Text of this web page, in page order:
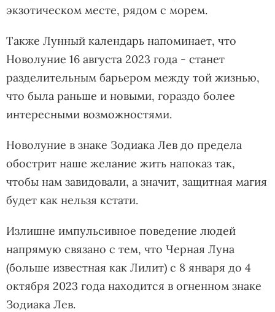
экзотическом месте, рядом с морем.
Также Лунный календарь напоминает, что
Новолуние 16 августа 2023 года - станет
разделительным барьером между той жизнью,
что была раньше и новыми, гораздо более
интересными возможностями.
Новолуние в знаке Зодиака Лев до предела
обострит наше желание жить напоказ так,
чтобы нам завидовали, а значит, защитная магия
будет как нельзя кстати.
Излишне импульсивное поведение людей
напрямую связано с тем, что Черная Луна
(больше известная как Лилит) с 8 января до 4
октября 2023 года находится в огненном знаке
Зодиака Лев.